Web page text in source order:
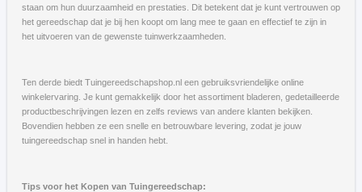
staan om hun duurzaamheid en prestaties. Dit betekent dat je kunt vertrouwen op
het gereedschap dat je bij hen koopt om lang mee te gaan en effectief te zijn in
het uitvoeren van de gewenste tuinwerkzaamheden.
Ten derde biedt Tuingereedschapshop.nl een gebruiksvriendelijke online
winkelervaring. Je kunt gemakkelijk door het assortiment bladeren, gedetailleerde
productbeschrijvingen lezen en zelfs reviews van andere klanten bekijken.
Bovendien hebben ze een snelle en betrouwbare levering, zodat je jouw
tuingereedschap snel in handen hebt.
Tips voor het Kopen van Tuingereedschap: